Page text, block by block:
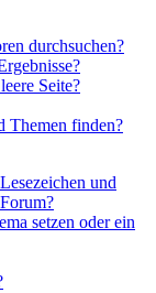
durchsuchen?
Seite?
Themen finden?
und
setzen oder ein